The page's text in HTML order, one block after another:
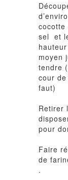
cocotte
sel et
moyen
tendre
cour
faut)
Retirer
pour
Faire
de
.